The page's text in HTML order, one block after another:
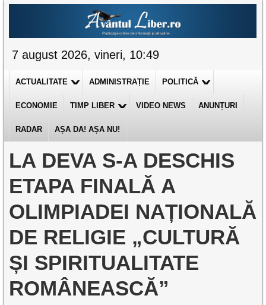
7 august 2026, vineri, 10:49
ACTUALITATE ADMINISTRAȚIE POLITICĂ
ECONOMIE TIMP LIBER VIDEO NEWS ANUNȚURI
RADAR AȘA DA! AȘA NU!
LA DEVA S-A DESCHIS
ETAPA FINALĂ A
OLIMPIADEI NAȚIONALĂ
DE RELIGIE „CULTURĂ
ȘI SPIRITUALITATE
ROMÂNEASCĂ”